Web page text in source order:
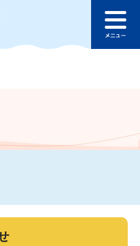
の本文へ
ュ